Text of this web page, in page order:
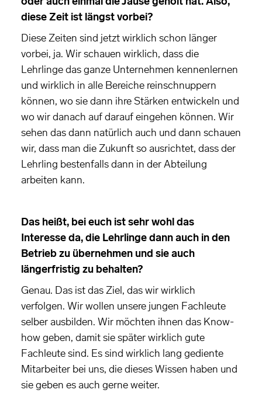
diese Zeit ist längst vorbei?
Diese Zeiten sind jetzt wirklich schon länger
vorbei, ja. Wir schauen wirklich, dass die
Lehrlinge das ganze Unternehmen kennenlernen
und wirklich in alle Bereiche reinschnuppern
können, wo sie dann ihre Stärken entwickeln und
wo wir danach auf darauf eingehen können. Wir
sehen das dann natürlich auch und dann schauen
wir, dass man die Zukunft so ausrichtet, dass der
Lehrling bestenfalls dann in der Abteilung
arbeiten kann.
Das heißt, bei euch ist sehr wohl das
Interesse da, die Lehrlinge dann auch in den
Betrieb zu übernehmen und sie auch
längerfristig zu behalten?
Genau. Das ist das Ziel, das wir wirklich
verfolgen. Wir wollen unsere jungen Fachleute
selber ausbilden. Wir möchten ihnen das Know-
how geben, damit sie später wirklich gute
Fachleute sind. Es sind wirklich lang gediente
Mitarbeiter bei uns, die dieses Wissen haben und
sie geben es auch gerne weiter.